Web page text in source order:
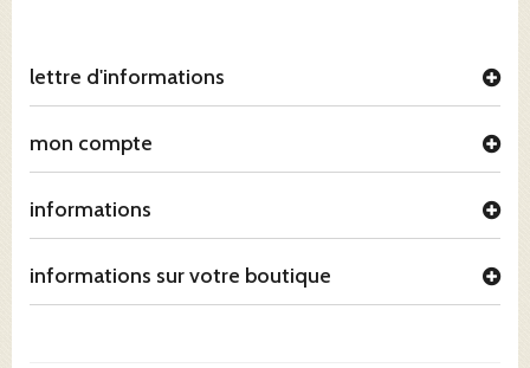
lettre d'informations
mon compte
informations
informations sur votre boutique